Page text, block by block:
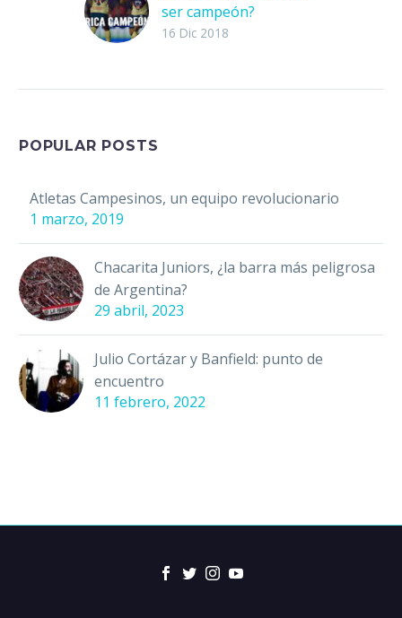
ser campeón?
De los últimos 4
16 Dic 2018
POPULAR POSTS
Atletas Campesinos, un equipo revolucionario
1 marzo, 2019
Chacarita Juniors, ¿la barra más peligrosa
de Argentina?
29 abril, 2023
Julio Cortázar y Banfield: punto de
encuentro
11 febrero, 2022